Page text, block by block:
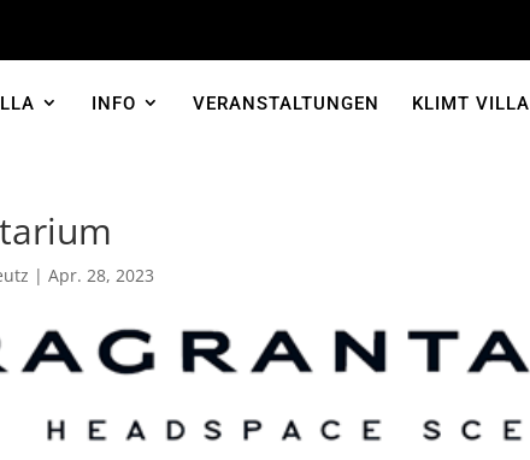
INFO VERANSTALTUNGEN KLIMT
| Apr. 28, 2023